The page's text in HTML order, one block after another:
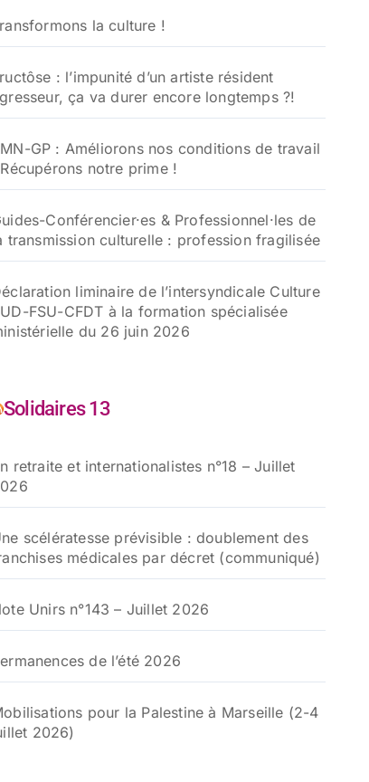
la culture !
: l’impunité d’un artiste résident
ça va durer encore longtemps ?!
GP : Améliorons nos conditions de travail
notre prime !
Conférencier·es & Professionnel·les de
transmission culturelle : profession fragilisée
liminaire de l’intersyndicale Culture
FSU-CFDT à la formation spécialisée
du 26 juin 2026
Solidaires 13
retraite et internationalistes n°18 – Juillet
scélératesse prévisible : doublement des
médicales par décret (communiqué)
Unirs n°143 – Juillet 2026
de l’été 2026
pour la Palestine à Marseille (2-4
2026)